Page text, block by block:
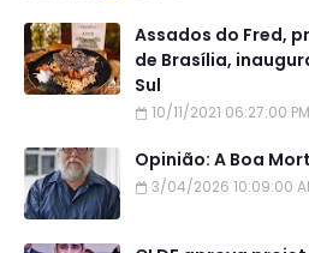
Assados do Fred,
de Brasília,
Sul
10/11/2021 06:27:00 PM
Opinião: A Boa
3/04/2026 10:09:00